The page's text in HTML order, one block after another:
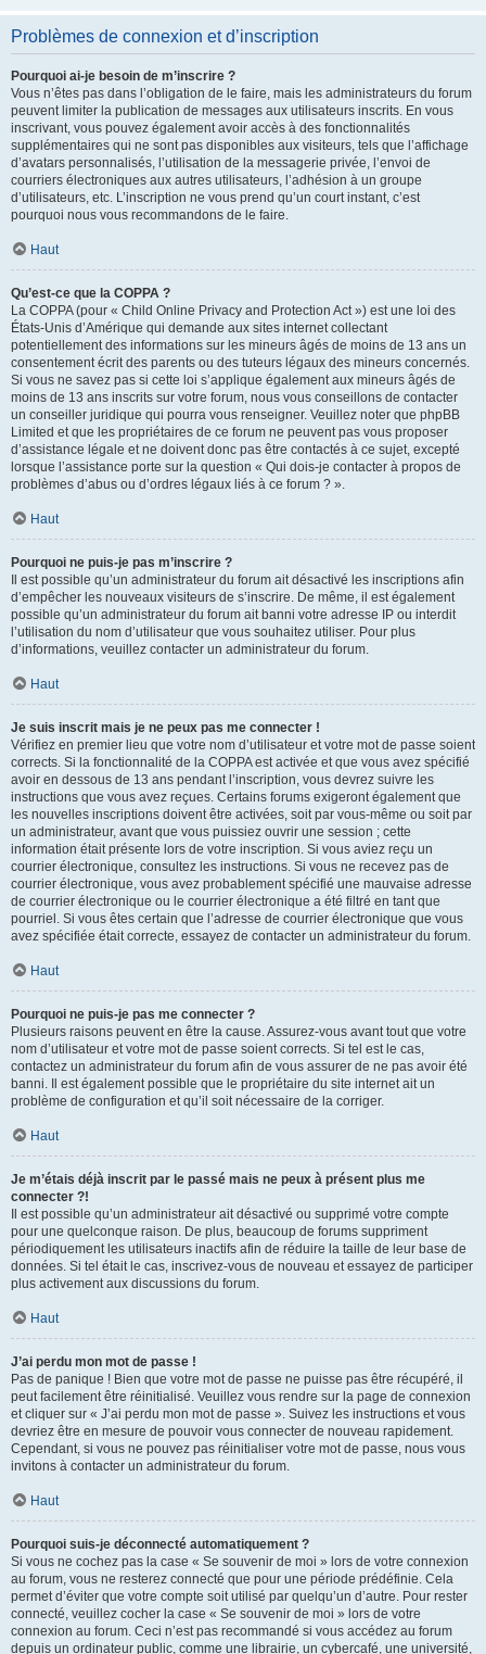
Problèmes de connexion et d’inscription
Pourquoi ai-je besoin de m’inscrire ?
Vous n’êtes pas dans l’obligation de le faire, mais les administrateurs du forum
peuvent limiter la publication de messages aux utilisateurs inscrits. En vous
inscrivant, vous pouvez également avoir accès à des fonctionnalités
supplémentaires qui ne sont pas disponibles aux visiteurs, tels que l’affichage
d’avatars personnalisés, l’utilisation de la messagerie privée, l’envoi de
courriers électroniques aux autres utilisateurs, l’adhésion à un groupe
d’utilisateurs, etc. L’inscription ne vous prend qu’un court instant, c’est
pourquoi nous vous recommandons de le faire.
Haut
Qu’est-ce que la COPPA ?
La COPPA (pour « Child Online Privacy and Protection Act ») est une loi des
États-Unis d’Amérique qui demande aux sites internet collectant
potentiellement des informations sur les mineurs âgés de moins de 13 ans un
consentement écrit des parents ou des tuteurs légaux des mineurs concernés.
Si vous ne savez pas si cette loi s’applique également aux mineurs âgés de
moins de 13 ans inscrits sur votre forum, nous vous conseillons de contacter
un conseiller juridique qui pourra vous renseigner. Veuillez noter que phpBB
Limited et que les propriétaires de ce forum ne peuvent pas vous proposer
d’assistance légale et ne doivent donc pas être contactés à ce sujet, excepté
lorsque l’assistance porte sur la question « Qui dois-je contacter à propos de
problèmes d’abus ou d’ordres légaux liés à ce forum ? ».
Haut
Pourquoi ne puis-je pas m’inscrire ?
Il est possible qu’un administrateur du forum ait désactivé les inscriptions afin
d’empêcher les nouveaux visiteurs de s’inscrire. De même, il est également
possible qu’un administrateur du forum ait banni votre adresse IP ou interdit
l’utilisation du nom d’utilisateur que vous souhaitez utiliser. Pour plus
d’informations, veuillez contacter un administrateur du forum.
Haut
Je suis inscrit mais je ne peux pas me connecter !
Vérifiez en premier lieu que votre nom d’utilisateur et votre mot de passe soient
corrects. Si la fonctionnalité de la COPPA est activée et que vous avez spécifié
avoir en dessous de 13 ans pendant l’inscription, vous devrez suivre les
instructions que vous avez reçues. Certains forums exigeront également que
les nouvelles inscriptions doivent être activées, soit par vous-même ou soit par
un administrateur, avant que vous puissiez ouvrir une session ; cette
information était présente lors de votre inscription. Si vous aviez reçu un
courrier électronique, consultez les instructions. Si vous ne recevez pas de
courrier électronique, vous avez probablement spécifié une mauvaise adresse
de courrier électronique ou le courrier électronique a été filtré en tant que
pourriel. Si vous êtes certain que l’adresse de courrier électronique que vous
avez spécifiée était correcte, essayez de contacter un administrateur du forum.
Haut
Pourquoi ne puis-je pas me connecter ?
Plusieurs raisons peuvent en être la cause. Assurez-vous avant tout que votre
nom d’utilisateur et votre mot de passe soient corrects. Si tel est le cas,
contactez un administrateur du forum afin de vous assurer de ne pas avoir été
banni. Il est également possible que le propriétaire du site internet ait un
problème de configuration et qu’il soit nécessaire de la corriger.
Haut
Je m’étais déjà inscrit par le passé mais ne peux à présent plus me
connecter ?!
Il est possible qu’un administrateur ait désactivé ou supprimé votre compte
pour une quelconque raison. De plus, beaucoup de forums suppriment
périodiquement les utilisateurs inactifs afin de réduire la taille de leur base de
données. Si tel était le cas, inscrivez-vous de nouveau et essayez de participer
plus activement aux discussions du forum.
Haut
J’ai perdu mon mot de passe !
Pas de panique ! Bien que votre mot de passe ne puisse pas être récupéré, il
peut facilement être réinitialisé. Veuillez vous rendre sur la page de connexion
et cliquer sur « J’ai perdu mon mot de passe ». Suivez les instructions et vous
devriez être en mesure de pouvoir vous connecter de nouveau rapidement.
Cependant, si vous ne pouvez pas réinitialiser votre mot de passe, nous vous
invitons à contacter un administrateur du forum.
Haut
Pourquoi suis-je déconnecté automatiquement ?
Si vous ne cochez pas la case « Se souvenir de moi » lors de votre connexion
au forum, vous ne resterez connecté que pour une période prédéfinie. Cela
permet d’éviter que votre compte soit utilisé par quelqu’un d’autre. Pour rester
connecté, veuillez cocher la case « Se souvenir de moi » lors de votre
connexion au forum. Ceci n’est pas recommandé si vous accédez au forum
depuis un ordinateur public, comme une librairie, un cybercafé, une université,